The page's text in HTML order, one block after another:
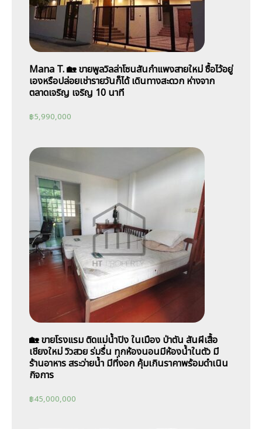
Mana T. 🏡 ขายพูลวิลล่าโซนสันกำแพงสายใหม่ ซื้อไว้อยู่
เองหรือปล่อยเช่ารายวันก็ได้ เดินทางสะดวก ห่างจาก
ตลาดเจริญ เจริญ 10 นาที
฿5,990,000
🏡 ขายโรงแรม ติดแม่น้ำปิง ในเมือง ป่าตัน สันผีเสื้อ
เชียงใหม่ วิวสวย ร่มรื่น ทุกห้องนอนมีห้องน้ำในตัว มี
ร้านอาหาร สระว่ายน้ำ มีที่งอก คุ้มเกินราคาพร้อมดำเนิน
กิจการ
฿45,000,000